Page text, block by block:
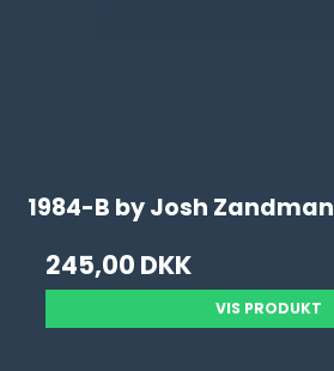
1984-B by Josh Zandman
245,00 DKK
VIS PRODUKT